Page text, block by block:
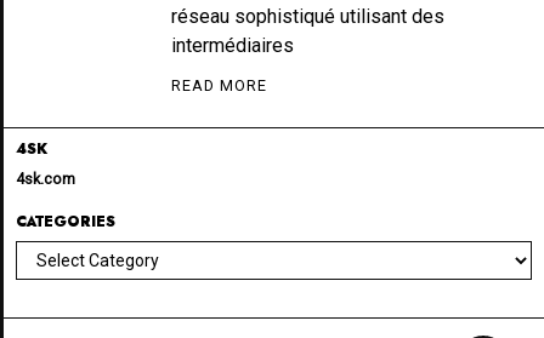
réseau sophistiqué utilisant des
intermédiaires
READ MORE
4SK
4sk.com
CATEGORIES
Categories